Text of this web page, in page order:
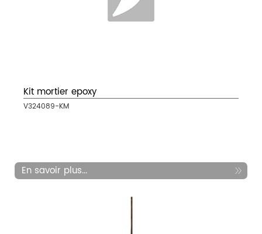
Kit mortier epoxy
V324089-KM
En savoir plus...